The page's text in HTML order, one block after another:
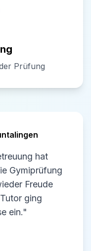
Prüfung
hat
Gymiprüfung
Freude
ging
ein."